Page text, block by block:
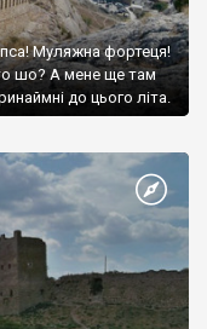
Муляжна фортеця!
шо? А мене ще там
до цього літа.